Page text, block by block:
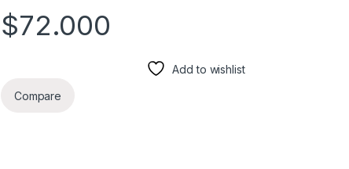
$72.000
Add to wishlist
Compare